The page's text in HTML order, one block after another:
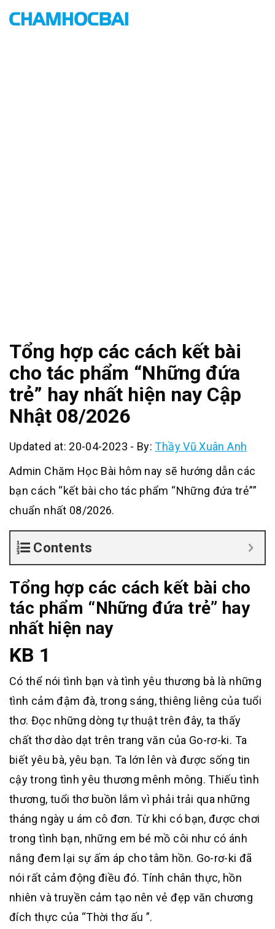
Tổng hợp các cách kết bài
cho tác phẩm “Những đứa
trẻ” hay nhất hiện nay Cập
Nhật 08/2026
Updated at: 20-04-2023 - By:Thầy Vũ Xuân Anh
Admin Chăm Học Bài hôm nay sẽ hướng dẫn các
bạn cách “kết bài cho tác phẩm “Những đứa trẻ””
chuẩn nhất 08/2026.
Contents
Tổng hợp các cách kết bài cho
tác phẩm “Những đứa trẻ” hay
nhất hiện nay
KB 1
Có thể nói tình bạn và tình yêu thương bà là những
tình cảm đậm đà, trong sáng, thiêng liêng của tuổi
thơ. Đọc những dòng tự thuật trên đây, ta thấy
chất thơ dào dạt trên trang văn của Go-rơ-ki. Ta
biết yêu bà, yêu bạn. Ta lớn lên và được sống tin
cậy trong tình yêu thương mênh mông. Thiếu tình
thương, tuổi thơ buồn lắm vì phải trải qua những
tháng ngày u ám cô đơn. Từ khi có bạn, được chơi
trong tình bạn, những em bé mồ côi như có ánh
nắng đem lại sự ấm áp cho tâm hồn. Go-rơ-ki đã
nói rất cảm động điều đó. Tính chân thực, hồn
nhiên và truyền cảm tạo nên vẻ đẹp văn chương
đích thực của “Thời thơ ấu ”.